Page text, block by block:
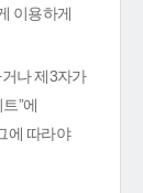
이용하게
나 제3자가
”에
에 따라야